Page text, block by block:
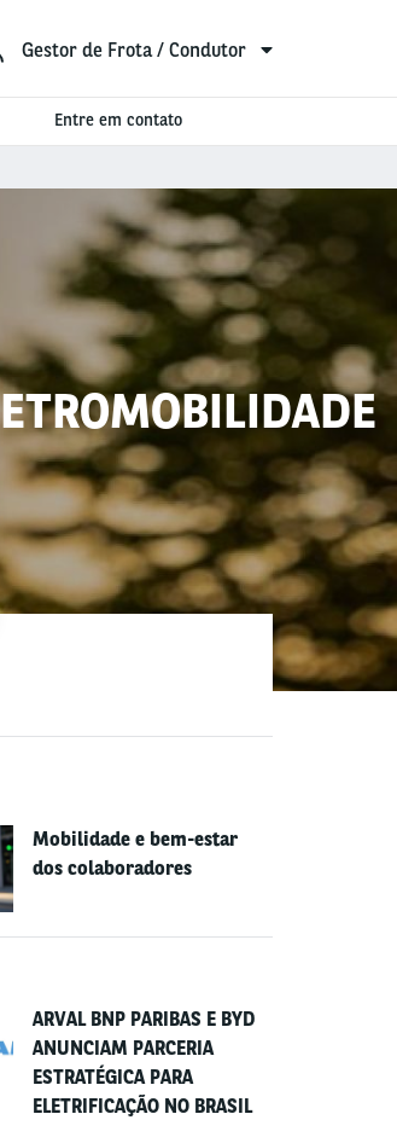
Gestor de Frota / Condutor
Entre em contato
Mobilidade e bem-estar
dos colaboradores
ARVAL BNP PARIBAS E BYD
ANUNCIAM PARCERIA
ESTRATÉGICA PARA
ELETRIFICAÇÃO NO BRASIL